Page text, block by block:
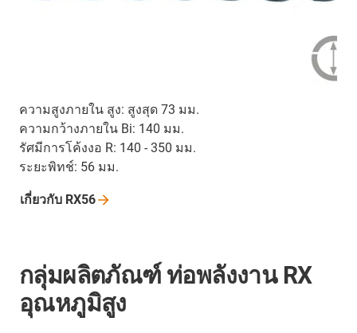
ความสูงภายใน สูง: สูงสุด 73 มม.
ความกว้างภายใน Bi: 140 มม.
รัศมีการโค้งงอ R: 140 - 350 มม.
ระยะพิทช์: 56 มม.
เกี่ยวกับ RX56
กลุ่มผลิตภัณฑ์ ท่อพลังงาน RX
อุณหภูมิสูง